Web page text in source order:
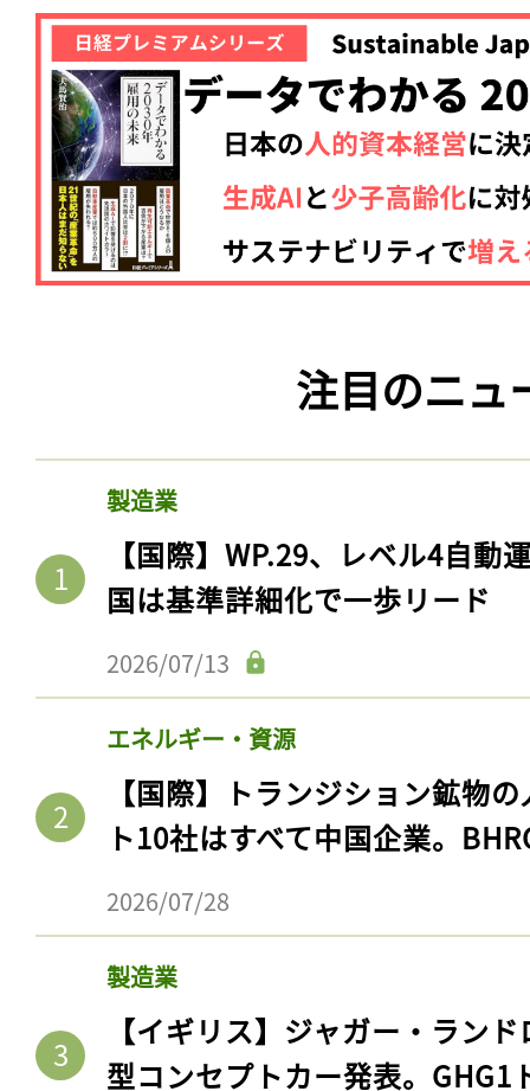
注目のニュ
製造業
【国際】WP.29、レベル4自動
国は基準詳細化で一歩リード
2026/07/13
エネルギー・資源
【国際】トランジション鉱物
ト10社はすべて中国企業。
2026/07/28
製造業
【イギリス】ジャガー・ラン
型コンセプトカー発表。GHG1